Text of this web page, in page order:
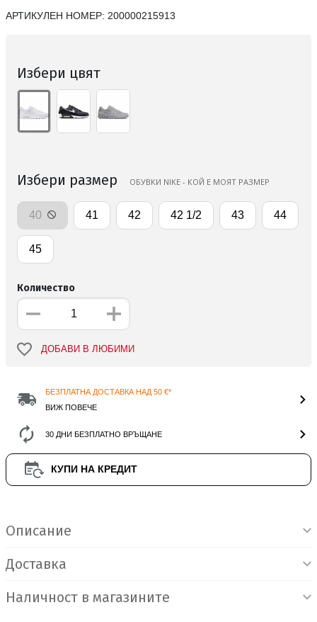
АРТИКУЛЕН НОМЕР: 200000215913
Избери цвят
Избери размер ОБУВКИ NIKE - КОЙ Е МОЯТ РАЗМЕР
40 41 42 42 1/2 43 44
45
Количество
ДОБАВИ В ЛЮБИМИ
БЕЗПЛАТНА ДОСТАВКА НАД 50 €*
ВИЖ ПОВЕЧЕ
30 ДНИ БЕЗПЛАТНО ВРЪЩАНЕ
КУПИ НА КРЕДИТ
Описание
Доставка
Наличност в магазините